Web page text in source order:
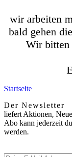
wir arbeiten
bald gehen
Wir bitten
Startseite
Der Newsletter
liefert Aktionen,
Abo kann jederzeit
werden.